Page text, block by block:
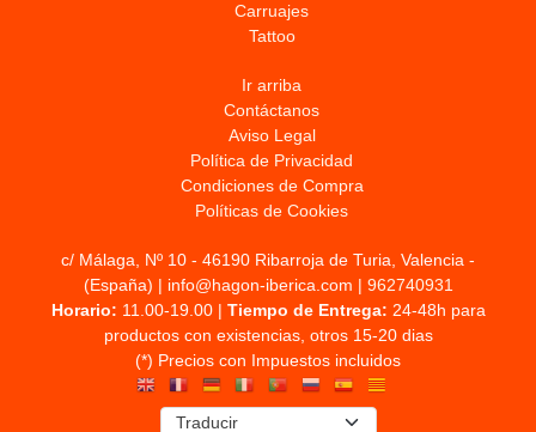
Carruajes
Tattoo
Ir arriba
Contáctanos
Aviso Legal
Política de Privacidad
Condiciones de Compra
Políticas de Cookies
c/ Málaga, Nº 10 - 46190 Ribarroja de Turia, Valencia -
(España) | info@hagon-iberica.com | 962740931
Horario: 11.00-19.00 | Tiempo de Entrega: 24-48h para
productos con existencias, otros 15-20 dias
(*) Precios con Impuestos incluidos